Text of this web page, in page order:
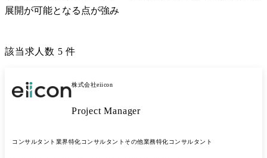
展開が可能となる点が強み
該当求人数 5 件
株式会社eiicon
Project Manager
コンサルタント 業界特化コンサルタント その他業務特化コンサルタント